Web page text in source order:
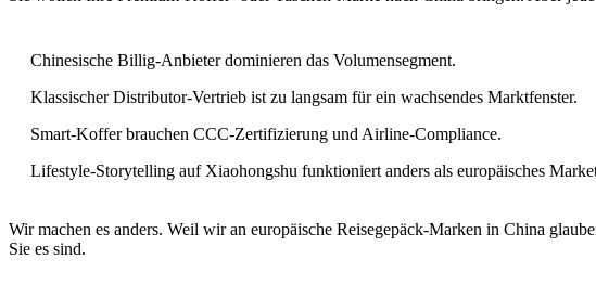
Chinesische Billig-Anbieter dominieren das Volumensegment.
Klassischer Distributor-Vertrieb ist zu langsam für ein wachsendes Marktfenster.
Smart-Koffer brauchen CCC-Zertifizierung und Airline-Compliance.
Lifestyle-Storytelling auf Xiaohongshu funktioniert anders als europäisches
Wir machen es anders. Weil wir an europäische Reisegepäck-Marken in China
Sie es sind.